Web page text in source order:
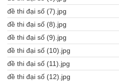
đề thi đại số (7).jpg
đề thi đại số (8).jpg
đề thi đại số (9).jpg
đề thi đại số (10).jpg
đề thi đại số (11).jpg
đề thi đại số (12).jpg